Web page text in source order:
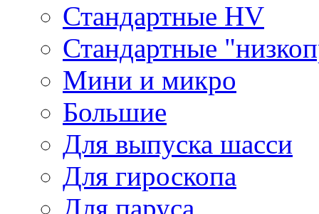
Стандартные HV
Стандартные
Мини и микро
Большие
Для выпуска шасси
Для гироскопа